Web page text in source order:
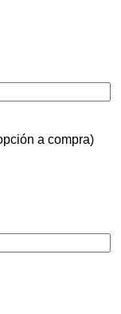
a compra)